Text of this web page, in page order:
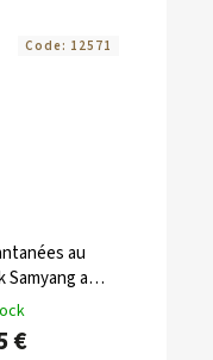
au
Samyang au
140g
€
Code: 12571